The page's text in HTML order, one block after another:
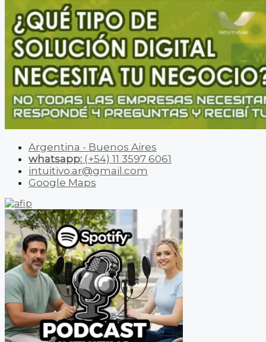
Argentina - Buenos Aires
whatsapp: (+54) 11 3597 6061
intuitivo.ar@gmail.com
Google Maps